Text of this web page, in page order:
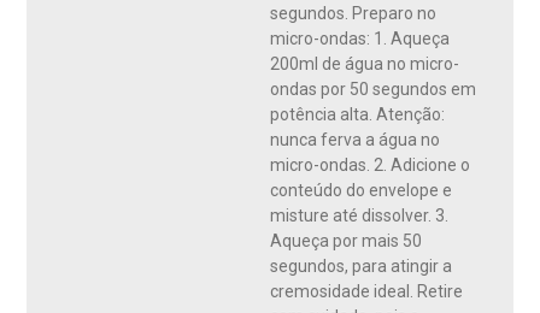
segundos. Preparo no
micro-ondas: 1. Aqueça
200ml de água no micro-
ondas por 50 segundos em
potência alta. Atenção:
nunca ferva a água no
micro-ondas. 2. Adicione o
conteúdo do envelope e
misture até dissolver. 3.
Aqueça por mais 50
segundos, para atingir a
cremosidade ideal. Retire